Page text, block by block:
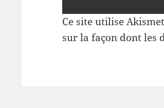
Ce site utilise
sur la façon dont les